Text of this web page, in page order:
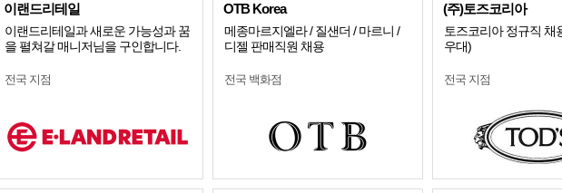
이랜드리테일
이랜드리테일과 새로운 가능성과 꿈
을 펼쳐갈 매니저님을 구인합니다.
전국 지점
OTB Korea
메종마르지엘라 / 질샌더 / 마르니 /
디젤 판매직원 채용
전국 백화점
(주)토즈코리아
토즈코리아 정규직 채
우대)
전국 지점